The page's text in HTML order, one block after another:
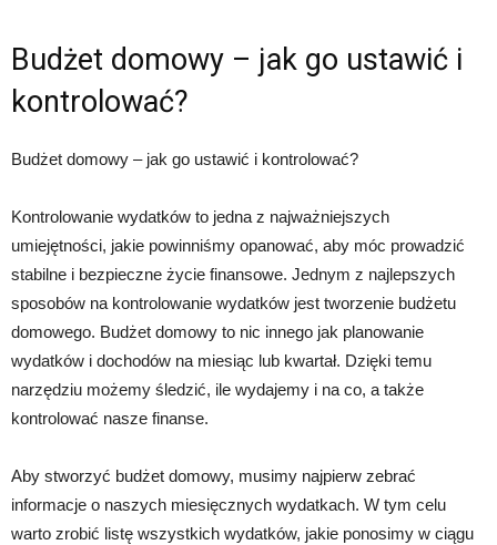
Budżet domowy – jak go ustawić i
kontrolować?
Budżet domowy – jak go ustawić i kontrolować?
Kontrolowanie wydatków to jedna z najważniejszych
umiejętności, jakie powinniśmy opanować, aby móc prowadzić
stabilne i bezpieczne życie finansowe. Jednym z najlepszych
sposobów na kontrolowanie wydatków jest tworzenie budżetu
domowego. Budżet domowy to nic innego jak planowanie
wydatków i dochodów na miesiąc lub kwartał. Dzięki temu
narzędziu możemy śledzić, ile wydajemy i na co, a także
kontrolować nasze finanse.
Aby stworzyć budżet domowy, musimy najpierw zebrać
informacje o naszych miesięcznych wydatkach. W tym celu
warto zrobić listę wszystkich wydatków, jakie ponosimy w ciągu